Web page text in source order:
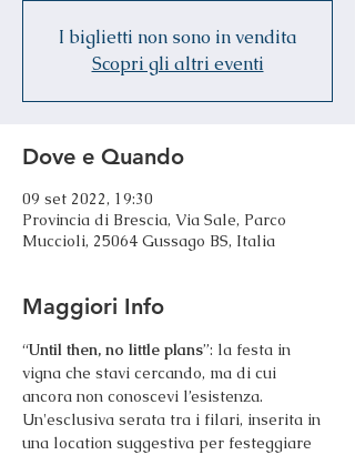
I biglietti non sono in vendita
Scopri gli altri eventi
Dove e Quando
09 set 2022, 19:30
Provincia di Brescia, Via Sale, Parco
Muccioli, 25064 Gussago BS, Italia
Maggiori Info
“Until then, no little plans”: la festa in
vigna che stavi cercando, ma di cui
ancora non conoscevi l’esistenza.
Un'esclusiva serata tra i filari, inserita in
una location suggestiva per festeggiare